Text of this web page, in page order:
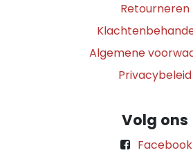
Retourneren
Algemene
Privacybeleid
Volg ons
Facebook